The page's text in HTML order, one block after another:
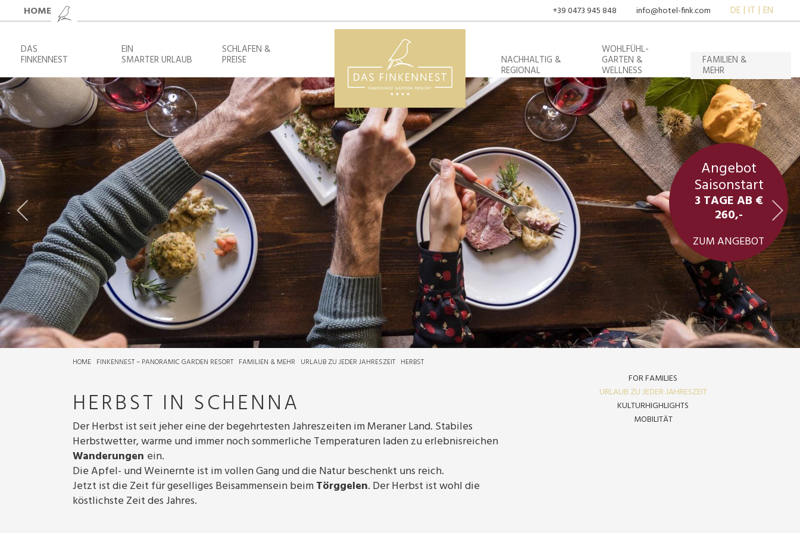
HOME +39 0473 945 848 info@hotel-fink.com DE IT EN
DAS
FINKENNEST
EIN
SMARTER URLAUB
SCHLAFEN &
PREISE NACHHALTIG &
REGIONAL
WOHLFÜHL-
GARTEN &
WELLNESS
FAMILIEN &
MEHR
Angebot
Saisonstart
3 TAGE AB €
260,-
ZUM ANGEBOT
HOME FINKENNEST – PANORAMIC GARDEN RESORT FAMILIEN & MEHR URLAUB ZU JEDER JAHRESZEIT HERBST
HERBST IN SCHENNA
Der Herbst ist seit jeher eine der begehrtesten Jahreszeiten im Meraner Land. Stabiles
Herbstwetter, warme und immer noch sommerliche Temperaturen laden zu erlebnisreichen
Wanderungen ein.
Die Apfel- und Weinernte ist im vollen Gang und die Natur beschenkt uns reich.
Jetzt ist die Zeit für geselliges Beisammensein beimTörggelen. Der Herbst ist wohl die
köstlichste Zeit des Jahres.
FOR FAMILIES
URLAUB ZU JEDER JAHRESZEIT
KULTURHIGHLIGHTS
MOBILITÄT